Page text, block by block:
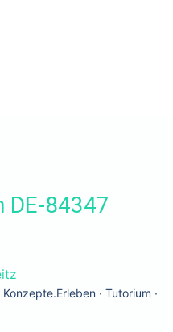
DE-84347
∙ Tutorium ∙